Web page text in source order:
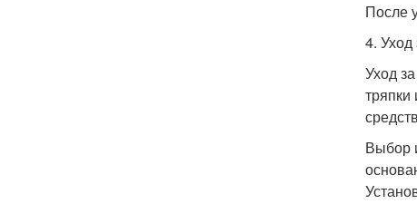
После
4. Уход
Уход
Выбор